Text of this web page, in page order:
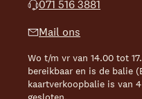
071 516 3881
Mail ons
Wo t/m vr van 14.00 tot
bereikbaar en is de balie
kaartverkoopbalie is van